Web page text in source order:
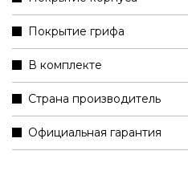
Покрытие грифа
В комплекте
Страна производитель
Официальная гарантия